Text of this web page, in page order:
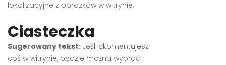
lokalizacyjne z obrazków w witrynie.
Ciasteczka
Sugerowany tekst: Jeśli skomentujesz
coś w witrynie, będzie można wybrać